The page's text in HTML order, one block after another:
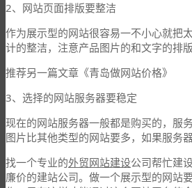
2、网站页面排版要整洁
作为展示型的网站很容易一不小心就把
计的整洁，注意产品图片的和文字的排
推荐另一篇文章《青岛做网站价格》
3、选择的网站服务器要稳定
现在的网站服务器一般都是购买的，服
图片比其他类型的网站要多，如果服务
找一个专业的外贸网站建设公司帮忙建
廉价的建站公司。做一个展示型的网站